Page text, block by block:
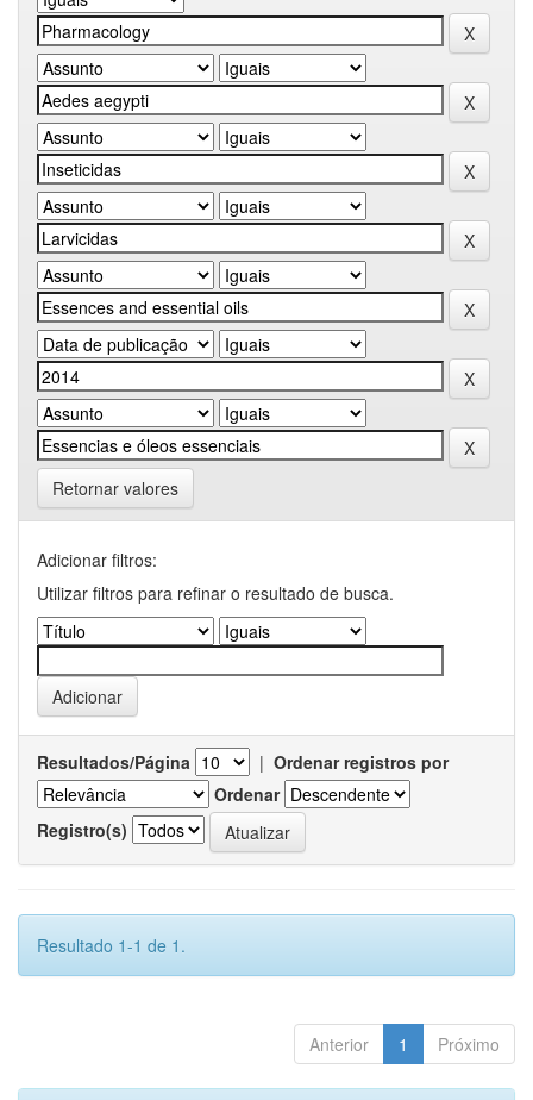
Retornar valores
Adicionar filtros:
Utilizar filtros para refinar o resultado de busca.
Resultados/Página | Ordenar registros por
Ordenar
Registro(s)
Resultado 1-1 de 1.
Anterior 1 Próximo